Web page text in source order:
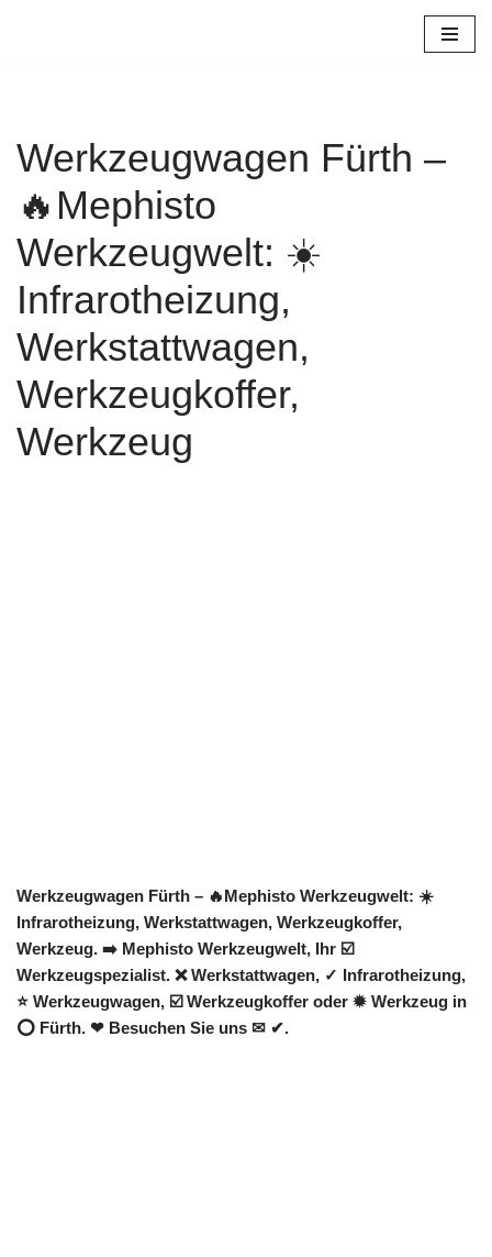
Werkzeugwagen Fürth –
🔥Mephisto
Werkzeugwelt: ☀️
Infrarotheizung,
Werkstattwagen,
Werkzeugkoffer,
Werkzeug
Werkzeugwagen Fürth – 🔥Mephisto Werkzeugwelt: ☀️
Infrarotheizung, Werkstattwagen, Werkzeugkoffer,
Werkzeug. ➡️ Mephisto Werkzeugwelt, Ihr ☑️
Werkzeugspezialist. ❌ Werkstattwagen, ✓ Infrarotheizung,
⭐ Werkzeugwagen, ☑️ Werkzeugkoffer oder ✹ Werkzeug in
⭕ Fürth. ❤ Besuchen Sie uns ✉ ✔.